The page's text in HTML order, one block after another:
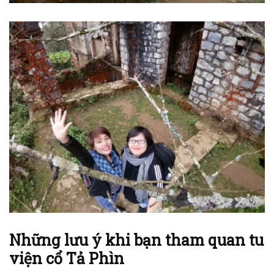
Những lưu ý khi bạn tham quan tu
viện cổ Tả Phìn